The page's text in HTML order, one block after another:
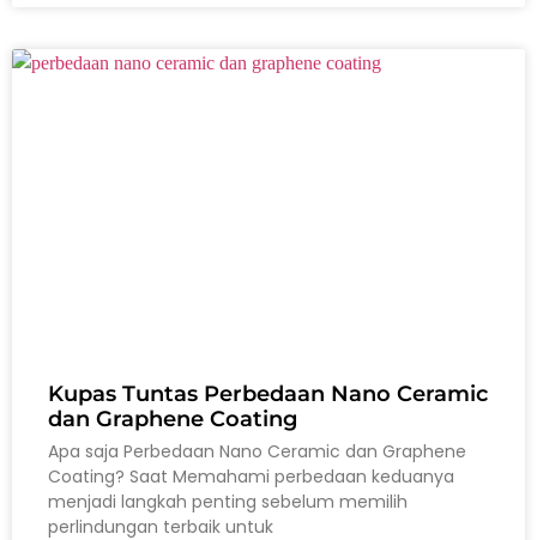
Kupas Tuntas Perbedaan Nano Ceramic
dan Graphene Coating
Apa saja Perbedaan Nano Ceramic dan Graphene
Coating? Saat Memahami perbedaan keduanya
menjadi langkah penting sebelum memilih
perlindungan terbaik untuk